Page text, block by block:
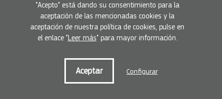
He leído y acepto la Política de privacidad Suscríbete
"Acepto" está dando su consentimiento para la
aceptación de las mencionadas cookies y la
aceptación de nuestra política de cookies, pulse en
el enlace "Leer más" para mayor información.
Aceptar Configurar